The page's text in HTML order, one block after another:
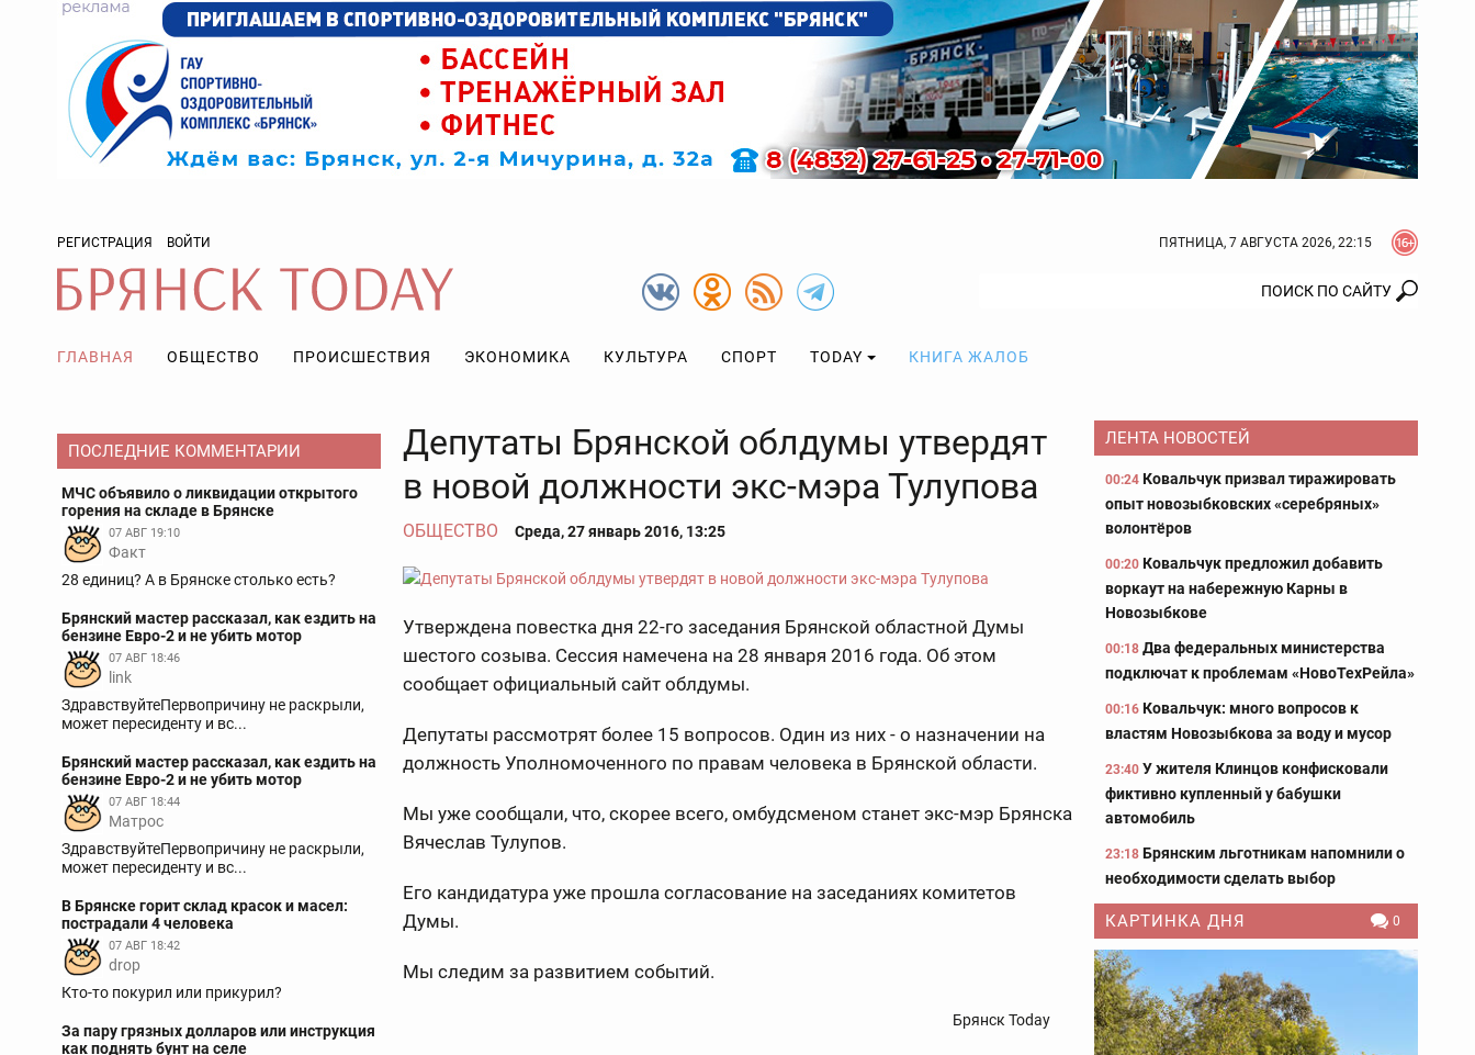
РЕГИСТРАЦИЯ ВОЙТИ ПЯТНИЦА, 7 АВГУСТА 2026, 22:15
ГЛАВНАЯ ОБЩЕСТВО ПРОИСШЕСТВИЯ ЭКОНОМИКА КУЛЬТУРА СПОРТ TODAY КНИГА ЖАЛОБ
ПОСЛЕДНИЕ КОММЕНТАРИИ
МЧС объявило о ликвидации открытого
горения на складе в Брянске
07 АВГ 19:10
Факт
28 единиц? А в Брянске столько есть?
Брянский мастер рассказал, как ездить на
бензине Евро-2 и не убить мотор
07 АВГ 18:46
link
ЗдравствуйтеПервопричину не раскрыли,
может пересиденту и вс...
Брянский мастер рассказал, как ездить на
бензине Евро-2 и не убить мотор
07 АВГ 18:44
Матрос
ЗдравствуйтеПервопричину не раскрыли,
может пересиденту и вс...
В Брянске горит склад красок и масел:
пострадали 4 человека
07 АВГ 18:42
drop
Кто-то покурил или прикурил?
За пару грязных долларов или инструкция
как поднять бунт на селе
Депутаты Брянской облдумы утвердят
в новой должности экс-мэра Тулупова
ОБЩЕСТВО Среда, 27 январь 2016, 13:25
Утверждена повестка дня 22-го заседания Брянской областной Думы
шестого созыва. Сессия намечена на 28 января 2016 года. Об этом
сообщает официальный сайт облдумы.
Депутаты рассмотрят более 15 вопросов. Один из них - о назначении на
должность Уполномоченного по правам человека в Брянской области.
Мы уже сообщали, что, скорее всего, омбудсменом станет экс-мэр Брянска
Вячеслав Тулупов.
Его кандидатура уже прошла согласование на заседаниях комитетов
Думы.
Мы следим за развитием событий.
Брянск Today
ЛЕНТА НОВОСТЕЙ
00:24 Ковальчук призвал тиражировать
опыт новозыбковских «серебряных»
волонтёров
00:20 Ковальчук предложил добавить
воркаут на набережную Карны в
Новозыбкове
00:18 Два федеральных министерства
подключат к проблемам «НовоТехРейла»
00:16 Ковальчук: много вопросов к
властям Новозыбкова за воду и мусор
23:40 У жителя Клинцов конфисковали
фиктивно купленный у бабушки
автомобиль
23:18 Брянским льготникам напомнили о
необходимости сделать выбор
КАРТИНКА ДНЯ 0